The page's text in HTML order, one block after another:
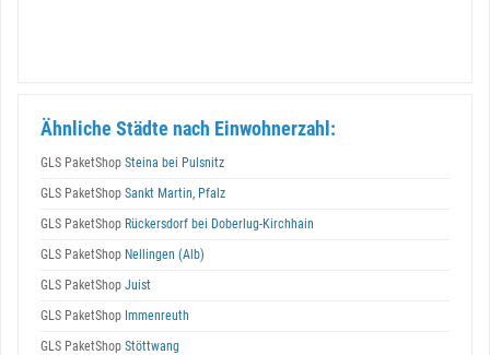
Ähnliche Städte nach Einwohnerzahl:
GLS PaketShop Steina bei Pulsnitz
GLS PaketShop Sankt Martin, Pfalz
GLS PaketShop Rückersdorf bei Doberlug-Kirchhain
GLS PaketShop Nellingen (Alb)
GLS PaketShop Juist
GLS PaketShop Immenreuth
GLS PaketShop Stöttwang